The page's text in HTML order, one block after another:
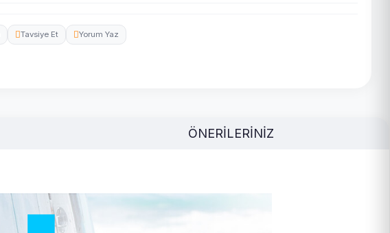
Tavsiye Et Yorum Yaz
ÖNERİLERİNİZ